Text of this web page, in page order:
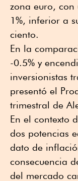
zona euro,
1%, inferior a
ciento.
En la
-0.5% y
inversionistas
presentó el
trimestral de
En el contexto
dos potencias
dato de
consecuencia
del mercado